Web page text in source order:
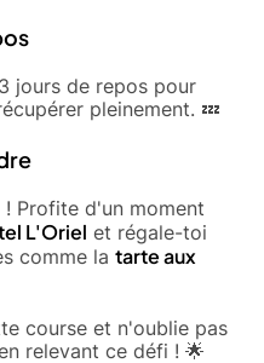
jours de repos pour
pleinement. 💤
Profite d'un moment
L'Oriel et régale-toi
comme la tarte aux
course et n'oublie pas
relevant ce défi ! 🌟